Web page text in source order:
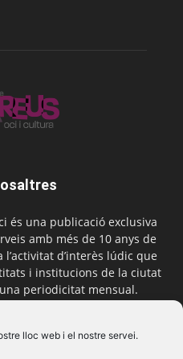
lloc web i el nostre servei.
és una publicació exclusiva
amb més de 10 anys de
d’interès lúdic que
i institucions de la ciutat
periodicitat mensual.